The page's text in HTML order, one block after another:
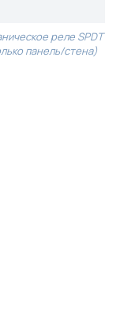
реле SPDT
панель/стена)